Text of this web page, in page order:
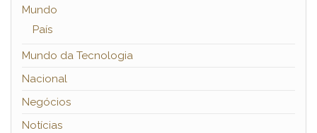
Mundo
País
Mundo da Tecnologia
Nacional
Negócios
Notícias